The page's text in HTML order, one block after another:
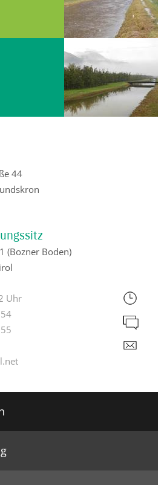
44
(Bozner Boden)
Uhr